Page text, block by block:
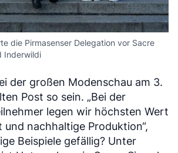
die Pirmasenser Delegation vor Sacre
Inderwildi
der großen Modenschau am 3.
Post so sein. „Bei der
legen wir höchsten Wert
und nachhaltige Produktion“,
Beispiele gefällig? Unter